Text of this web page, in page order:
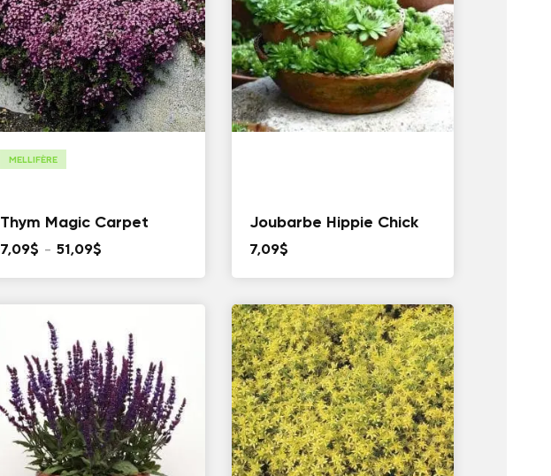
MELLIFÈRE
Thym Magic Carpet
7,09$ – 51,09$
51,09$
Joubarbe Hippie Chick
7,09$